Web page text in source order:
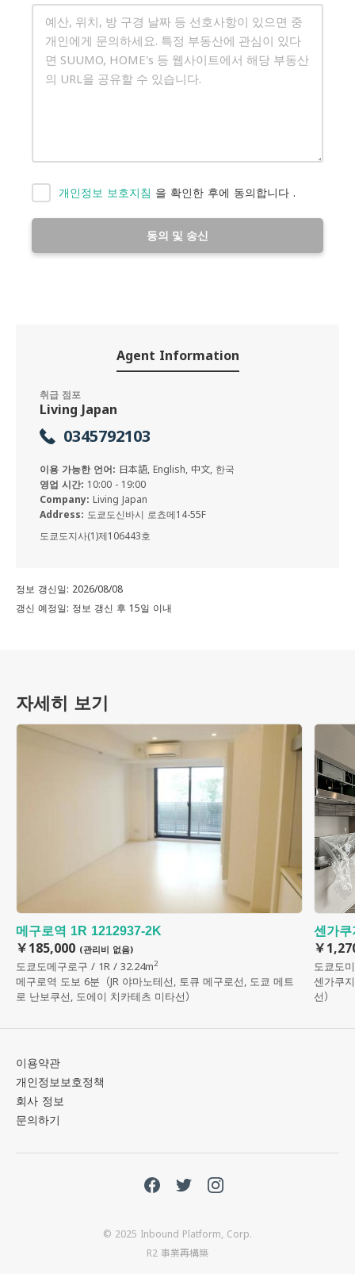
개인정보 보호지침 을 확인한 후에 동의합니다 .
동의 및 송신
Agent Information
취급 점포
Living Japan
0345792103
이용 가능한 언어: 日本語, English, 中文, 한국
영업 시간: 10:00 - 19:00
Company: Living Japan
Address: 도쿄도신바시 로쵸메14-55F
도쿄도지사(1)제106443호
정보 갱신일: 2026/08/08
갱신 예정일: 정보 갱신 후 15일 이내
자세히 보기
메구로역 1R 1212937-2K
￥185,000 (관리비 없음)
도쿄도메구로구 / 1R / 32.24m2
메구로역 도보 6분（JR 야마노테선, 토큐 메구로선, 도쿄 메트
로 난보쿠선, 도에이 치카테츠 미타선）
센가
￥
도쿄도
센가쿠
선）
이용약관
개인정보보호정책
회사 정보
문의하기
© 2025 Inbound Platform, Corp.
R2 事業再構築